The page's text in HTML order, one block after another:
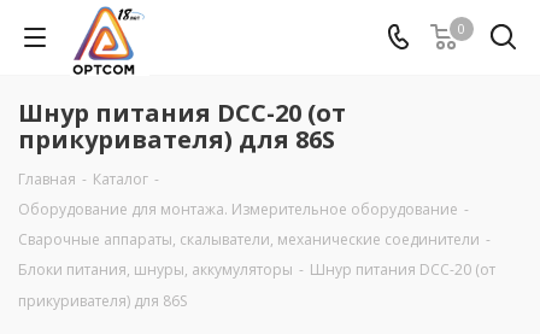
0
Шнур питания DCC-20 (от
прикуривателя) для 86S
Главная - Каталог -
Оборудование для монтажа. Измерительное оборудование -
Сварочные аппараты, скалыватели, механические соединители -
Блоки питания, шнуры, аккумуляторы - Шнур питания DCC-20 (от
прикуривателя) для 86S